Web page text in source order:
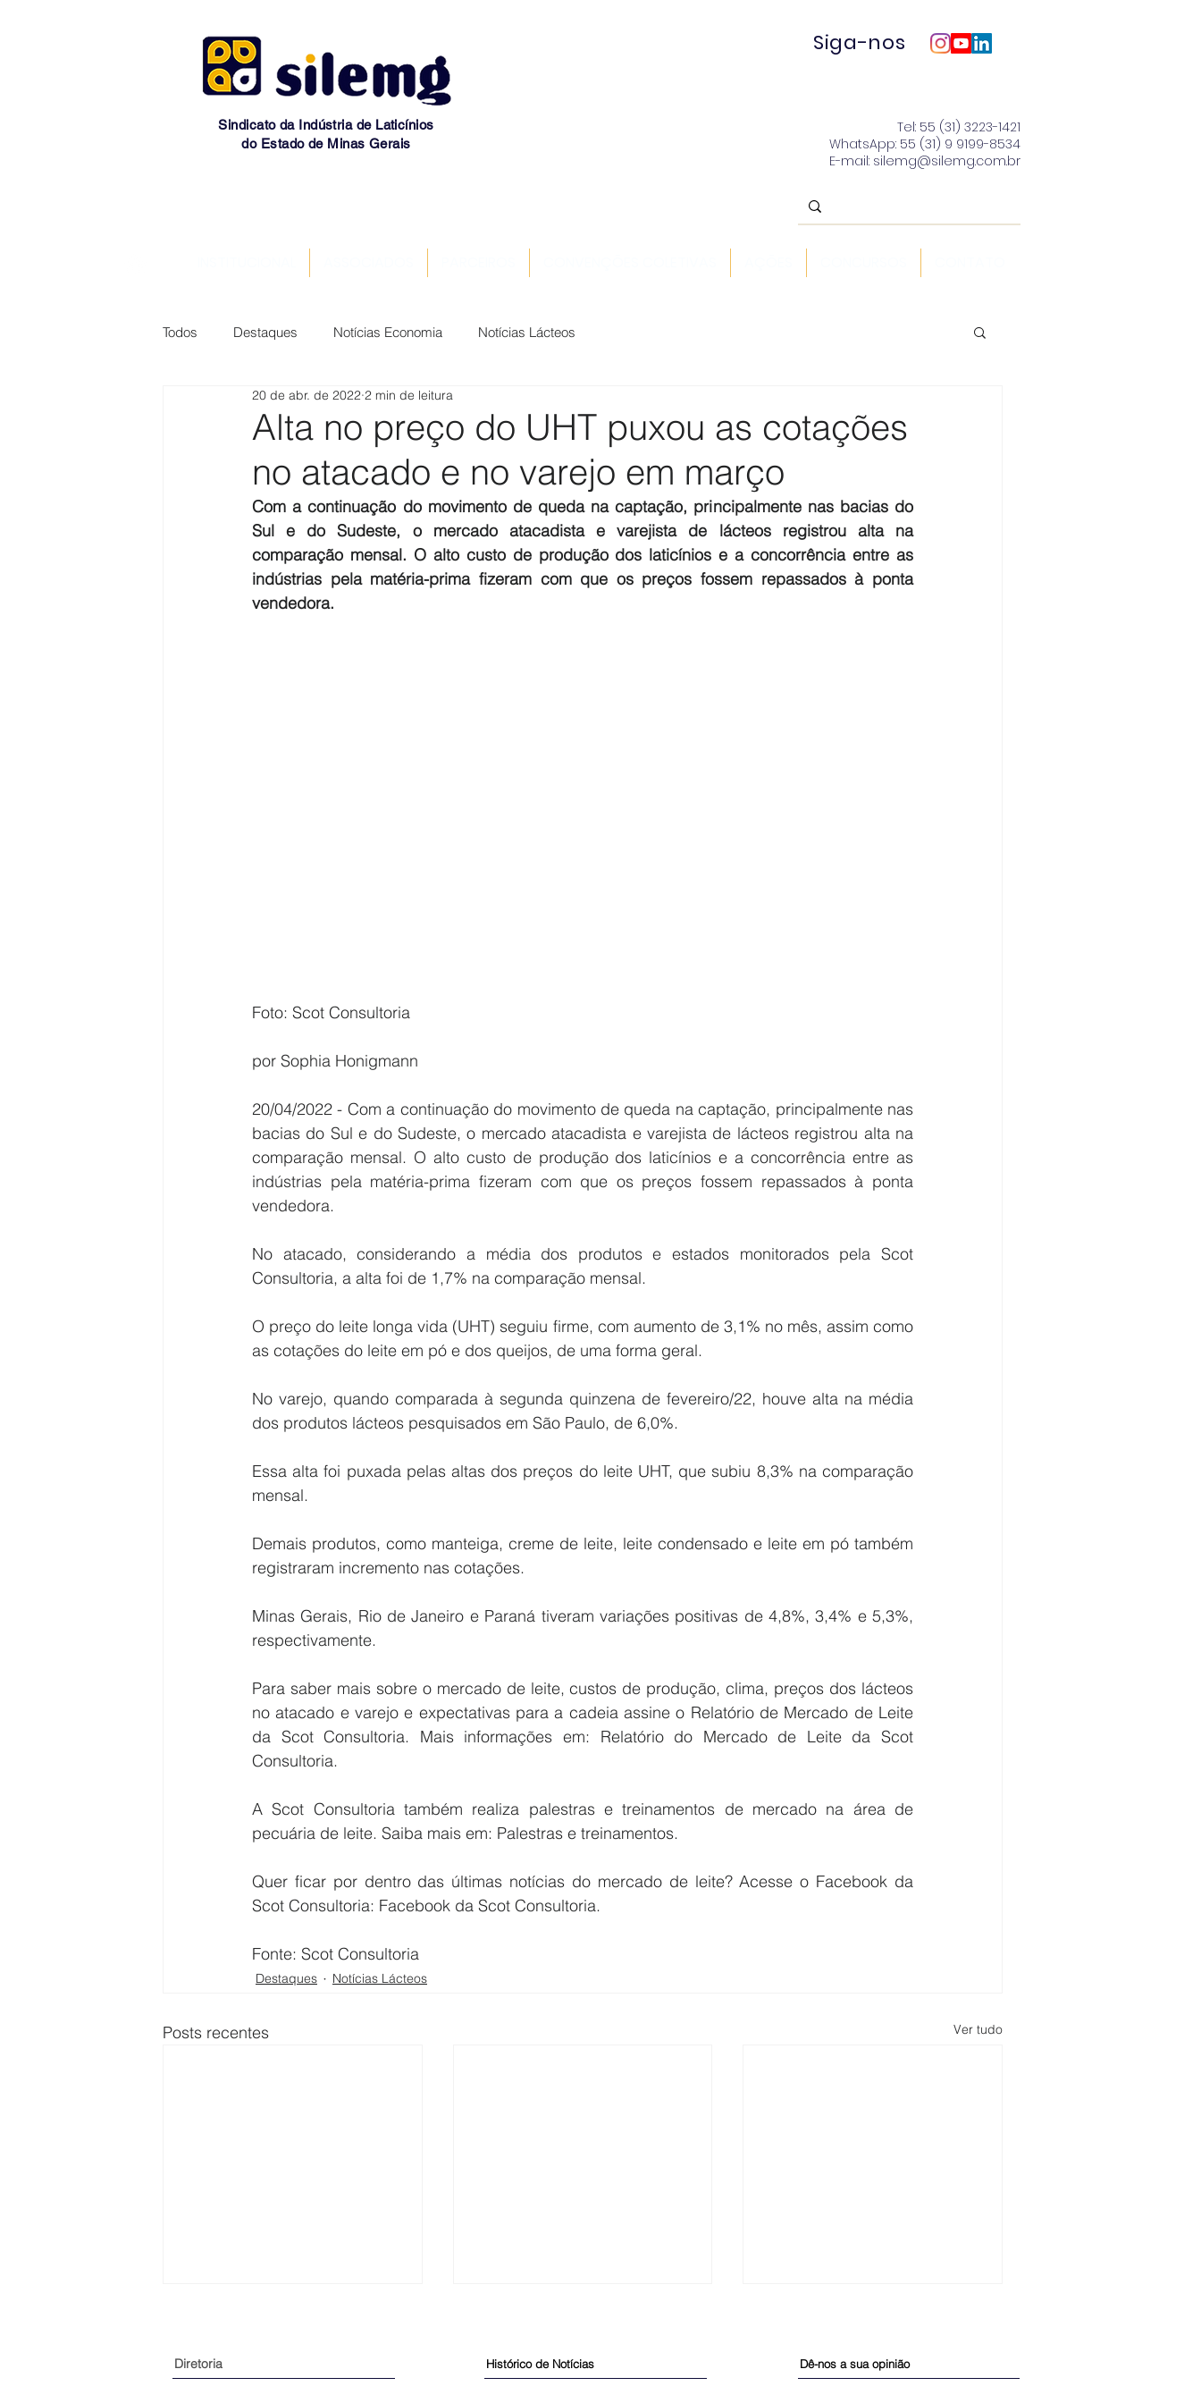
Sindicato da Indústria de Laticínios
do Estado de Minas Gerais
Siga-nos
Tel: 55 (31) 3223-1421
WhatsApp: 55 (31) 9 9199-8534
E-mail: silemg@silemg.com.br
Todos Destaques Notícias Economia Notícias Lácteos
Alta no preço do UHT puxou as cotações
no atacado e no varejo em março
20 de abr. de 2022 2 min de leitura
Com a continuação do movimento de queda na captação, principalmente nas bacias do
Sul e do Sudeste, o mercado atacadista e varejista de lácteos registrou alta na
comparação mensal. O alto custo de produção dos laticínios e a concorrência entre as
indústrias pela matéria-prima fizeram com que os preços fossem repassados à ponta
vendedora.
Foto: Scot Consultoria
por Sophia Honigmann
20/04/2022 - Com a continuação do movimento de queda na captação, principalmente nas
bacias do Sul e do Sudeste, o mercado atacadista e varejista de lácteos registrou alta na
comparação mensal. O alto custo de produção dos laticínios e a concorrência entre as
indústrias pela matéria-prima fizeram com que os preços fossem repassados à ponta
vendedora.
No atacado, considerando a média dos produtos e estados monitorados pela Scot
Consultoria, a alta foi de 1,7% na comparação mensal.
O preço do leite longa vida (UHT) seguiu firme, com aumento de 3,1% no mês, assim como
as cotações do leite em pó e dos queijos, de uma forma geral.
No varejo, quando comparada à segunda quinzena de fevereiro/22, houve alta na média
dos produtos lácteos pesquisados em São Paulo, de 6,0%.
Essa alta foi puxada pelas altas dos preços do leite UHT, que subiu 8,3% na comparação
mensal.
Demais produtos, como manteiga, creme de leite, leite condensado e leite em pó também
registraram incremento nas cotações.
Minas Gerais, Rio de Janeiro e Paraná tiveram variações positivas de 4,8%, 3,4% e 5,3%,
respectivamente.
Para saber mais sobre o mercado de leite, custos de produção, clima, preços dos lácteos
no atacado e varejo e expectativas para a cadeia assine o Relatório de Mercado de Leite
da Scot Consultoria. Mais informações em: Relatório do Mercado de Leite da Scot
Consultoria.
A Scot Consultoria também realiza palestras e treinamentos de mercado na área de
pecuária de leite. Saiba mais em: Palestras e treinamentos.
Quer ficar por dentro das últimas notícias do mercado de leite? Acesse o Facebook da
Scot Consultoria: Facebook da Scot Consultoria.
Fonte: Scot Consultoria
Destaques Notícias Lácteos
Posts recentes Ver tudo
Dê-nos a sua opinião
Histórico de Notícias
Diretoria